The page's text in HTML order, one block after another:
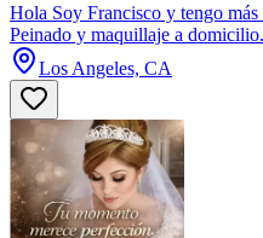
Hola Soy Francisco y tengo más
Peinado y maquillaje a
Los Angeles, CA